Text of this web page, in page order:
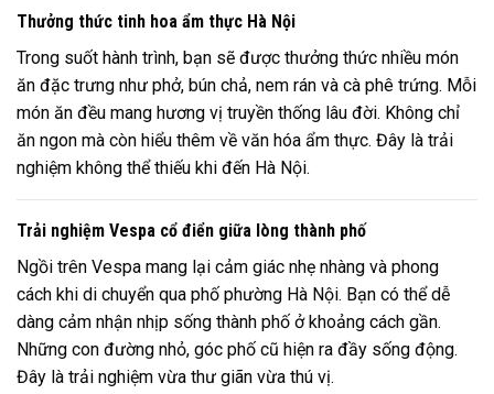
Thưởng thức tinh hoa ẩm thực Hà Nội
Trong suốt hành trình, bạn sẽ được thưởng thức nhiều món
ăn đặc trưng như phở, bún chả, nem rán và cà phê trứng. Mỗi
món ăn đều mang hương vị truyền thống lâu đời. Không chỉ
ăn ngon mà còn hiểu thêm về văn hóa ẩm thực. Đây là trải
nghiệm không thể thiếu khi đến Hà Nội.
Trải nghiệm Vespa cổ điển giữa lòng thành phố
Ngồi trên Vespa mang lại cảm giác nhẹ nhàng và phong
cách khi di chuyển qua phố phường Hà Nội. Bạn có thể dễ
dàng cảm nhận nhịp sống thành phố ở khoảng cách gần.
Những con đường nhỏ, góc phố cũ hiện ra đầy sống động.
Đây là trải nghiệm vừa thư giãn vừa thú vị.